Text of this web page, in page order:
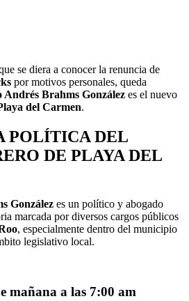
se diera a conocer la renuncia de
por motivos personales, queda
Andrés Brahms González es el nuevo
del Carmen.
POLÍTICA DEL
DE PLAYA DEL
González es un político y abogado
marcada por diversos cargos públicos
, especialmente dentro del municipio
legislativo local.
mañana a las 7:00 am